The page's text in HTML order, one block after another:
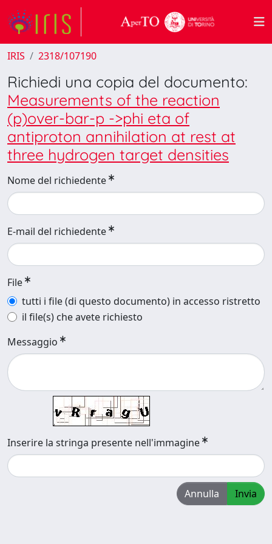
IRIS 2318/107190
Richiedi una copia del documento:
Measurements of the reaction
(p)over-bar-p ->phi eta of
antiproton annihilation at rest at
three hydrogen target densities
Nome del richiedente
E-mail del richiedente
File
tutti i file (di questo documento) in accesso ristretto
il file(s) che avete richiesto
Messaggio
Inserire la stringa presente nell'immagine
Annulla Invia